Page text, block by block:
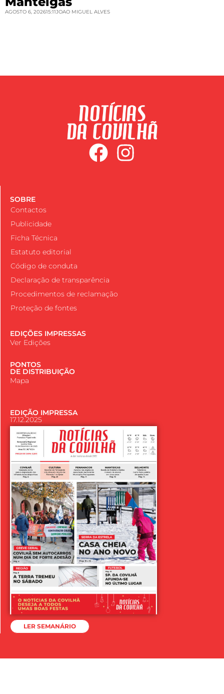
AGOSTO 6, 202615:11JOAO MIGUEL ALVES
SOBRE
Contactos
Publicidade
Ficha Técnica
Estatuto editorial
Código de conduta
Declaração de transparência
Procedimentos de reclamação
Proteção de fontes
EDIÇÕES IMPRESSAS
Ver Edições
PONTOS
DE DISTRIBUIÇÃO
Mapa
EDIÇÃO IMPRESSA
17.12.2025
LER SEMANÁRIO